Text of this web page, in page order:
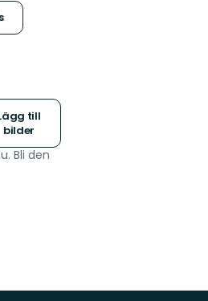
till
bilder
Bli den